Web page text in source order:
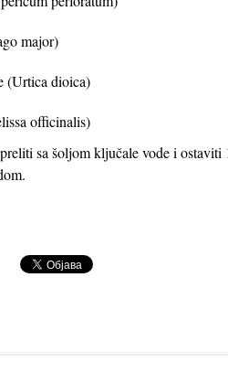
major)
(Urtica dioica)
officinalis)
sa šoljom ključale vode i